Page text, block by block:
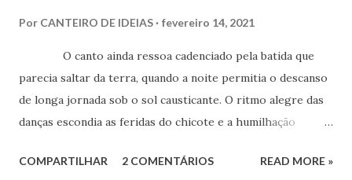
Por CANTEIRO DE IDEIAS fevereiro 14, 2021
O canto ainda ressoa cadenciado pela batida que
parecia saltar da terra, quando a noite permitia o descanso
de longa jornada sob o sol causticante. O ritmo alegre das
danças escondia as feridas do chicote e a humilhação
não passava de parca ração. O brasileiro é herdeiro dessa
COMPARTILHAR 2 COMENTÁRIOS READ MORE »